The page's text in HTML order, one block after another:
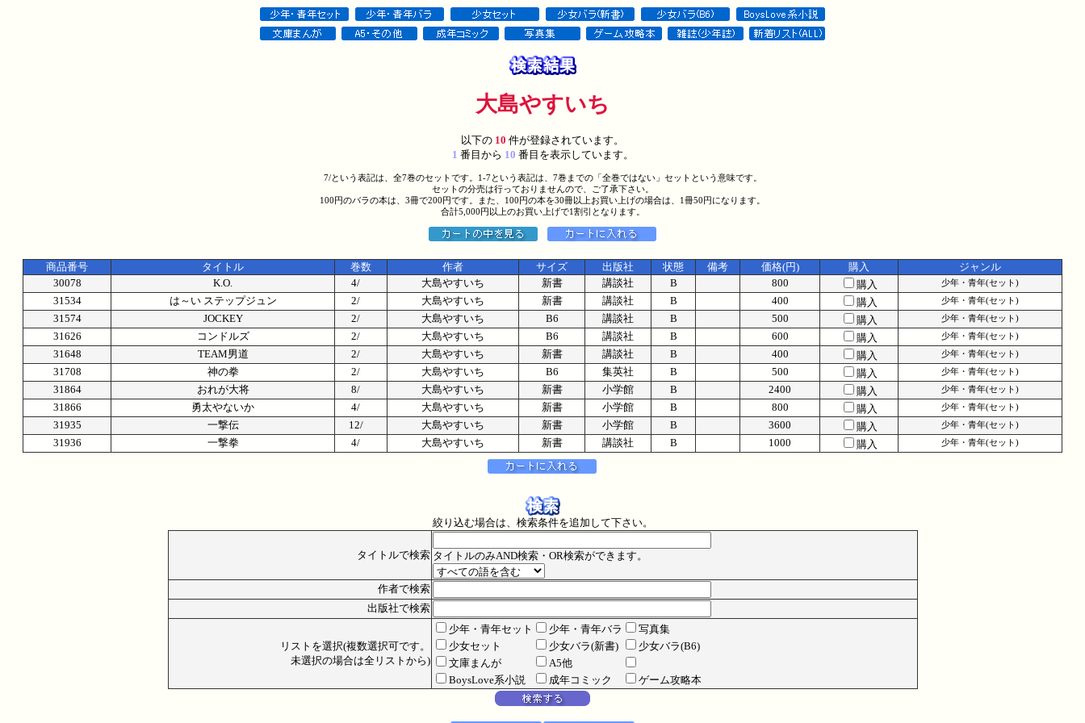
大島やすいち
以下の 10 件が登録されています。
1 番目から 10 番目を表示しています。
7/という表記は、全7巻のセットです。1-7という表記は、7巻までの「全巻ではない」セットという意味です。
セットの分売は行っておりませんので、ご了承下さい。
100円のバラの本は、3冊で200円です。また、100円の本を30冊以上お買い上げの場合は、1冊50円になります。
合計5,000円以上のお買い上げで1割引となります。
商品番号 タイトル 巻数 作者 サイズ 出版社 状態 備考 価格(円) 購入
ジャンル
30078
K.O. 4/ 大島やすいち 新書 講談社 B 800 購入 少年・青年(セット)
31534 は～い ステップジュン 2/ 大島やすいち 新書 講談社 B 400 購入 少年・青年(セット)
31574 JOCKEY 2/ 大島やすいち B6 講談社 B 500 購入 少年・青年(セット)
31626 コンドルズ 2/ 大島やすいち B6 講談社 B 600 購入 少年・青年(セット)
31648 TEAM男道 2/ 大島やすいち 新書 講談社 B 400 購入 少年・青年(セット)
31708 神の拳 2/ 大島やすいち B6 集英社 B 500 購入 少年・青年(セット)
31864 おれが大将 8/ 大島やすいち 新書 小学館 B 2400 購入 少年・青年(セット)
31866 勇太やないか 4/ 大島やすいち 新書 小学館 B 800 購入 少年・青年(セット)
31935 一撃伝 12/ 大島やすいち 新書 小学館 B 3600 購入 少年・青年(セット)
31936 一撃拳 4/ 大島やすいち 新書 講談社 B 1000 購入 少年・青年(セット)
絞り込む場合は、検索条件を追加して下さい。
タイトルで検索 タイトルのみAND検索・OR検索ができます。
作者で検索
出版社で検索
リストを選択(複数選択可です。
未選択の場合は全リストから)
少年・青年セット 少年・青年バラ
写真集
少女セット
少女バラ(新書)
少女バラ(B6)
文庫まんが
A5他
BoysLove系小説
成年コミック ゲーム攻略本